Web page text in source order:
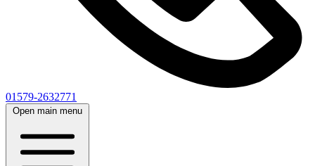
01579-2632771
Open main menu